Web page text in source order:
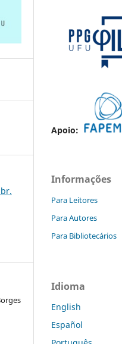
Apoio:
Informações
Para Leitores
Para Autores
Para Bibliotecários
Idioma
English
Español